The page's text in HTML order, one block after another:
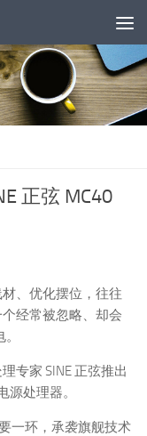
正弦 MC40
、优化摆位，往往
经常被忽略、却会
专家 SINE 正弦推出
处理器。
一环，承袭旗舰技术